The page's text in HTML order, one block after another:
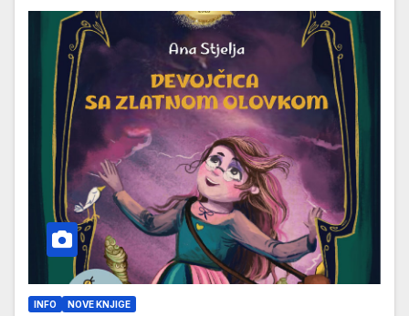
INFO NOVE KNJIGE